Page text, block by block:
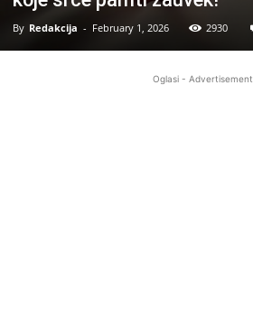
By Redakcija - February 1, 2026 2930
Oglasi - Advertisement